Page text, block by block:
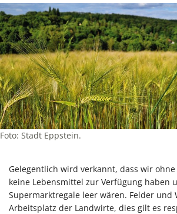
Foto: Stadt Eppstein.
Gelegentlich wird verkannt, dass wir
keine Lebensmittel zur Verfügung haben
Supermarktregale leer wären. Felder und
Arbeitsplatz der Landwirte, dies gilt es